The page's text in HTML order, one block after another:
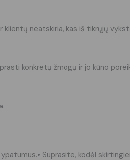
neatskiria, kas iš tikrųjų
konkretų žmogų ir jo kūno
Suprasite, kodėl